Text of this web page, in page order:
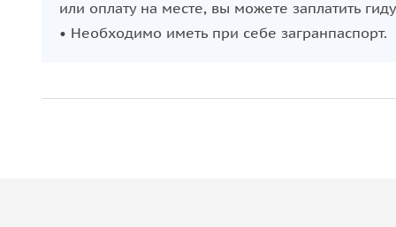
или оплату на месте, вы можете заплатить
• Необходимо иметь при себе загранпаспорт.